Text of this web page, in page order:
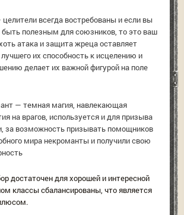
всегда востребованы и если вы
полезным для союзников, то это ваш
атака и защита жреца оставляет
их способность к исцелению и
делает их важной фигурой на поле
— темная магия, навлекающая
на врагов, используется и для призыва
за возможность призывать помощников
мира некроманты и получили свою
достаточен для хорошей и интересной
классы сбалансированы, что является